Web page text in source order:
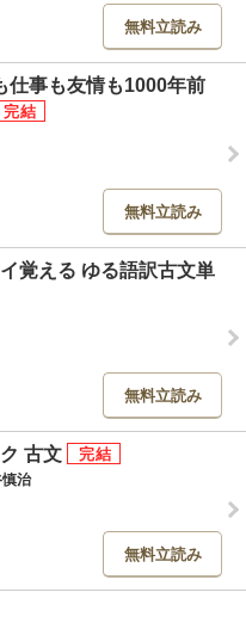
無料立読み
仕事も友情も1000年前
無料立読み
覚える ゆる語訳古文単
無料立読み
古文
治
無料立読み